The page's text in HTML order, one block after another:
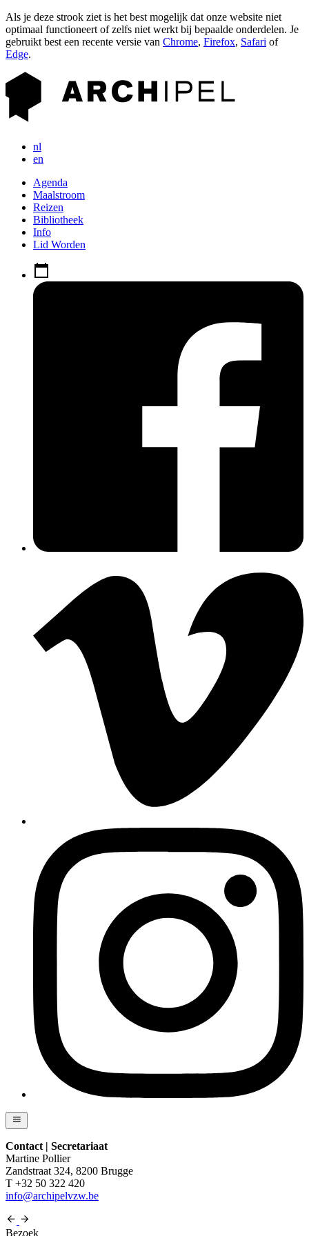
Als je deze strook ziet is het best mogelijk dat onze website niet
optimaal functioneert of zelfs niet werkt bij bepaalde onderdelen. Je
gebruikt best een recente versie van Chrome, Firefox, Safari of
Edge.
nl
en
Agenda
Maalstroom
Reizen
Bibliotheek
Info
Lid Worden
Contact | Secretariaat
Martine Pollier
Zandstraat 324, 8200 Brugge
T +32 50 322 420
info@archipelvzw.be
Bezoek